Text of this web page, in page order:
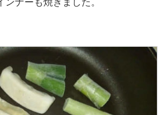
ナーも焼きました。